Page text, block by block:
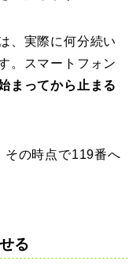
、実際に何分続い
。スマートフォン
まってから止まる
その時点で119番へ
る